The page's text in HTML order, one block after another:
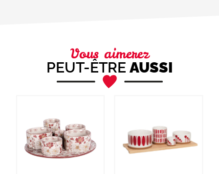
Vous aimerez
PEUT-ÊTRE AUSSI